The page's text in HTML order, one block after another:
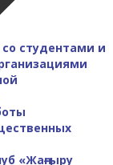
студентами и
«Жаңғыру